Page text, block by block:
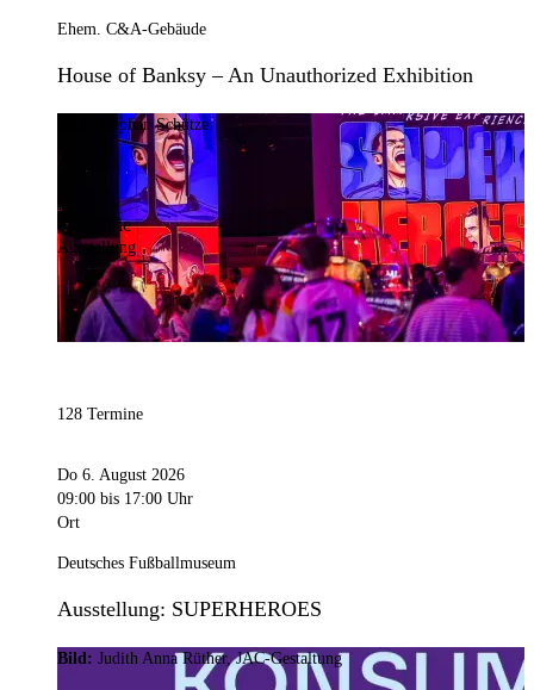
Ehem. C&A-Gebäude
House of Banksy – An Unauthorized Exhibition
Stephan Schütze
Kategorie
Ausstellung
128 Termine
Do 6. August 2026
09:00 bis 17:00 Uhr
Ort
Deutsches Fußballmuseum
Ausstellung: SUPERHEROES
Bild: Judith Anna Rüther, JAC-Gestaltung